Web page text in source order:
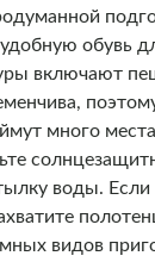
обувь
включают
много
воды.
видов